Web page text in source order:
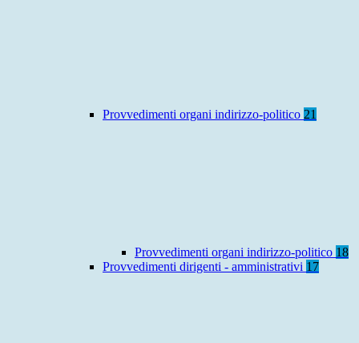
Provvedimenti organi indirizzo-politico 21
Provvedimenti organi indirizzo-politico 18
Provvedimenti dirigenti - amministrativi 17